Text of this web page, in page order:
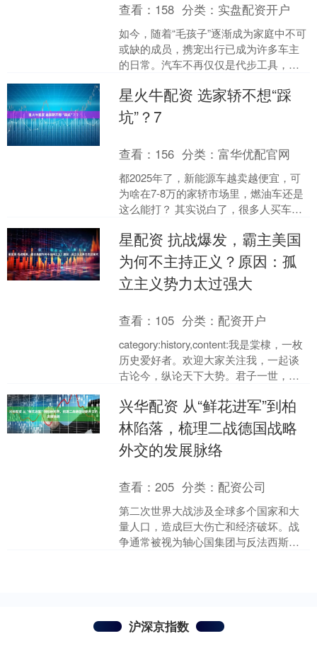
查看： 158 分类： 实盘配资开户
如今，随着“毛孩子”逐渐成为家庭中不可
或缺的成员，携宠出行已成为许多车主
的日常。汽车不再仅仅是代步工具，更
的转变，悄然改变了车....
星火牛配资 选家轿不想“踩
坑”？7
查看： 156 分类：富华优配官网
都2025年了，新能源车越卖越便宜，可
为啥在7-8万的家轿市场里，燃油车还是
这么能打？ 其实说白了，很多人买车是
想挑一辆日常用....
星配资 抗战爆发，霸主美国
为何不主持正义？原因：孤
立主义势力太过强大
查看： 105 分类：配资开户
category:history,content:我是棠棣，一枚
历史爱好者。欢迎大家关注我，一起谈
古论今，纵论天下大势。君子一世，为
兴华配资 从“鲜花进军”到柏
林陷落，梳理二战德国战略
外交的发展脉络
查看：205 分类：配资公司
第二次世界大战涉及全球多个国家和大
量人口，造成巨大伤亡和经济破坏。战
争通常被视为轴心国集团与反法西斯联
沪深京指数